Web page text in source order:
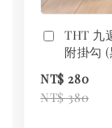
THT 九
附掛勾 (
NT$ 280
NT$ 380